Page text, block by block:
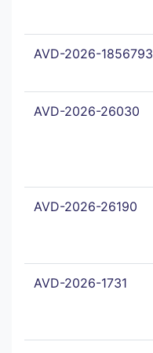
AVD-2026-1856793
AVD-2026-26030
AVD-2026-26190
AVD-2026-1731